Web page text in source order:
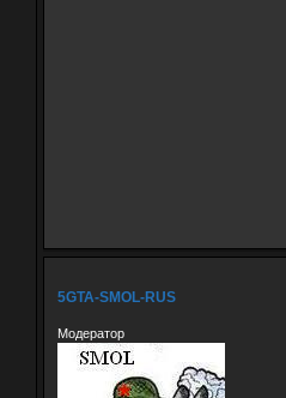
5GTA-SMOL-RUS
Модератор